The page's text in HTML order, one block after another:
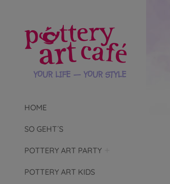
HOME
SO GEHT´S
POTTERY ART PARTY
POTTERY ART KIDS